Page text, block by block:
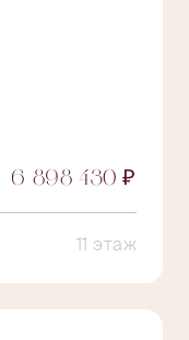
6 898 430 ₽
11 этаж